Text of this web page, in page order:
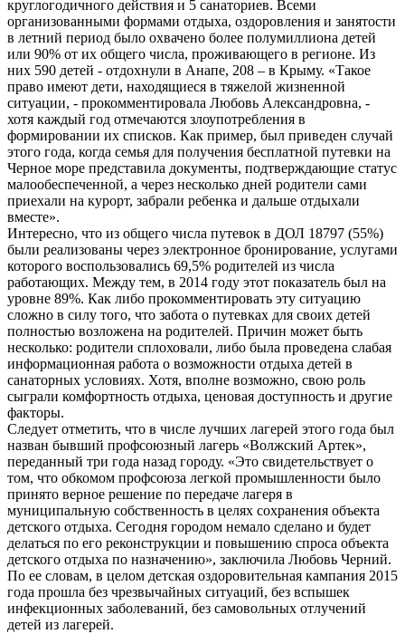
круглогодичного действия и 5 санаториев. Всеми
организованными формами отдыха, оздоровления и занятости
в летний период было охвачено более полумиллиона детей
или 90% от их общего числа, проживающего в регионе. Из
них 590 детей - отдохнули в Анапе, 208 – в Крыму. «Такое
право имеют дети, находящиеся в тяжелой жизненной
ситуации, - прокомментировала Любовь Александровна, -
хотя каждый год отмечаются злоупотребления в
формировании их списков. Как пример, был приведен случай
этого года, когда семья для получения бесплатной путевки на
Черное море представила документы, подтверждающие статус
малообеспеченной, а через несколько дней родители сами
приехали на курорт, забрали ребенка и дальше отдыхали
вместе».
Интересно, что из общего числа путевок в ДОЛ 18797 (55%)
были реализованы через электронное бронирование, услугами
которого воспользовались 69,5% родителей из числа
работающих. Между тем, в 2014 году этот показатель был на
уровне 89%. Как либо прокомментировать эту ситуацию
сложно в силу того, что забота о путевках для своих детей
полностью возложена на родителей. Причин может быть
несколько: родители сплоховали, либо была проведена слабая
информационная работа о возможности отдыха детей в
санаторных условиях. Хотя, вполне возможно, свою роль
сыграли комфортность отдыха, ценовая доступность и другие
факторы.
Следует отметить, что в числе лучших лагерей этого года был
назван бывший профсоюзный лагерь «Волжский Артек»,
переданный три года назад городу. «Это свидетельствует о
том, что обкомом профсоюза легкой промышленности было
принято верное решение по передаче лагеря в
муниципальную собственность в целях сохранения объекта
детского отдыха. Сегодня городом немало сделано и будет
делаться по его реконструкции и повышению спроса объекта
детского отдыха по назначению», заключила Любовь Черний.
По ее словам, в целом детская оздоровительная кампания 2015
года прошла без чрезвычайных ситуаций, без вспышек
инфекционных заболеваний, без самовольных отлучений
детей из лагерей.